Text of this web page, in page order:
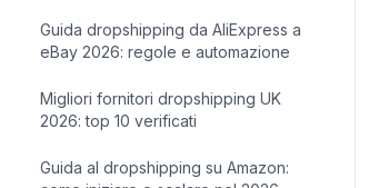
Guida dropshipping da AliExpress a
eBay 2026: regole e automazione
Migliori fornitori dropshipping UK
2026: top 10 verificati
Guida al dropshipping su Amazon: